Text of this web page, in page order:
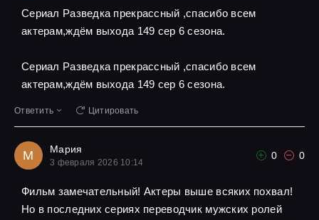
Сериал Разведка прекрассный ,спасибо всем
актерам,ждём выхода 149 сер 6 сезона.
Сериал Разведка прекрассный ,спасибо всем
актерам,ждём выхода 149 сер 6 сезона.
Ответить Цитировать
М Мария
3 февраля 2026 10:14
0 0
Фильм замечательный! Актеры выше всяких похвал!
Но в последних сериях переводчик мужских ролей